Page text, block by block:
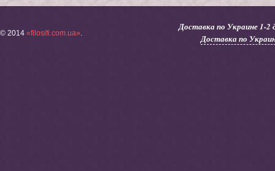
© 2014 «filosifi.com.ua».
Доставка по Украине 1-2
Доставка по